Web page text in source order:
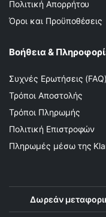
Πολιτική Απορρήτου
Όροι και Προϋποθέσεις
Βοήθεια &
Συχνές Ερωτήσεις (FAQ)
Τρόποι Αποστολής
Τρόποι Πληρωμής
Πολιτική Επιστροφών
Πληρωμές μέσω της
Δωρεάν